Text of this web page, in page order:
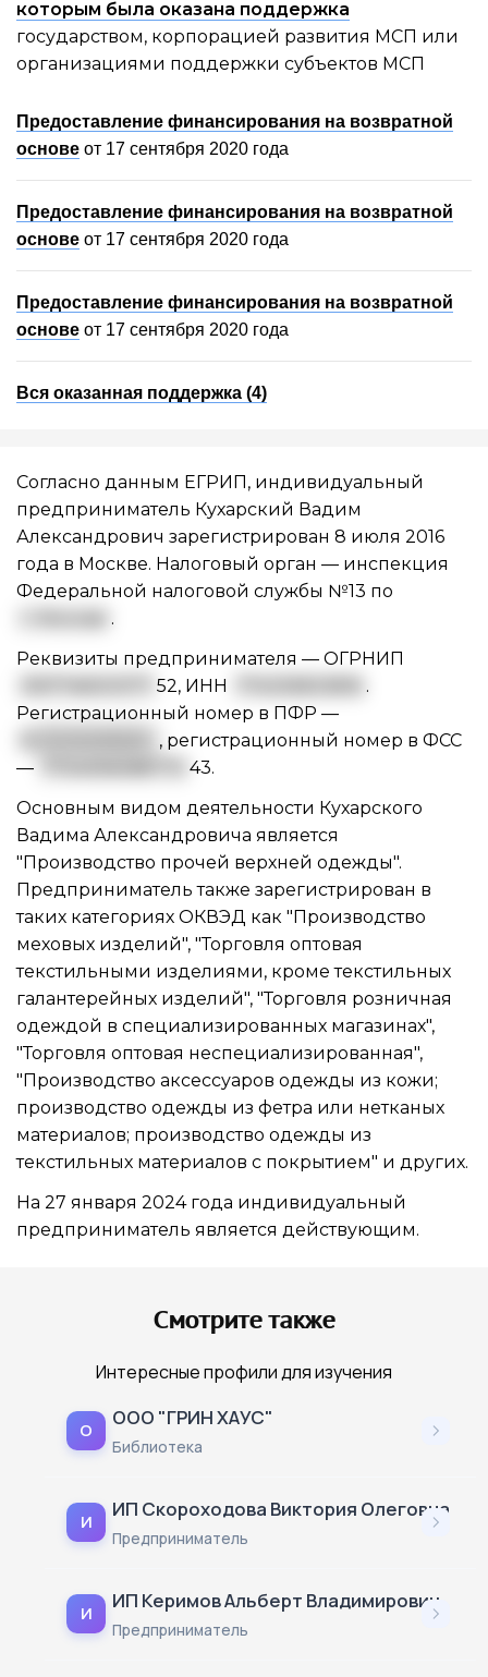
которым была оказана поддержка
государством, корпорацией развития МСП или
организациями поддержки субъектов МСП
Предоставление финансирования на возвратной
основе от 17 сентября 2020 года
Предоставление финансирования на возвратной
основе от 17 сентября 2020 года
Предоставление финансирования на возвратной
основе от 17 сентября 2020 года
Вся оказанная поддержка (4)
Согласно данным ЕГРИП, индивидуальный
предприниматель Кухарский Вадим
Александрович зарегистрирован 8 июля 2016
года в Москве. Налоговый орган — инспекция
Федеральной налоговой службы №13 по
.
Реквизиты предпринимателя — ОГРНИП
52, ИНН
.
Регистрационный номер в ПФР —
, регистрационный номер в ФСС
—
43.
Основным видом деятельности Кухарского
Вадима Александровича является
"Производство прочей верхней одежды".
Предприниматель также зарегистрирован в
таких категориях ОКВЭД как "Производство
меховых изделий", "Торговля оптовая
текстильными изделиями, кроме текстильных
галантерейных изделий", "Торговля розничная
одеждой в специализированных магазинах",
"Торговля оптовая неспециализированная",
"Производство аксессуаров одежды из кожи;
производство одежды из фетра или нетканых
материалов; производство одежды из
текстильных материалов с покрытием" и других.
На 27 января 2024 года индивидуальный
предприниматель является действующим.
Смотрите также
Интересные профили для изучения
О
ООО "ГРИН ХАУС"
Библиотека
И
ИП Скороходова Виктория Олеговна
Предприниматель
И
ИП Керимов Альберт Владимирович
Предприниматель